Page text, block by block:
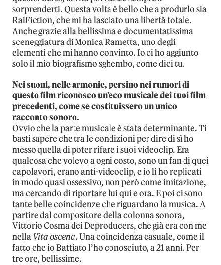
sorprenderti. Questa volta è bello che a produrlo sia
RaiFiction, che mi ha lasciato una libertà totale.
Anche grazie alla bellissima e documentatissima
sceneggiatura di Monica Rametta, uno degli
elementi che mi hanno convinto. Io ci ho aggiunto
solo il mio biografismo sghembo, come dici tu.
Nei suoni, nelle armonie, persino nei rumori di
questo film riconosco un’eco musicale dei tuoi film
precedenti, come se costituissero un unico
racconto sonoro.
Ovvio che la parte musicale è stata determinante. Ti
basti sapere che tra le condizioni per dire di sì ho
messo quella di poter rifare i suoi videoclip. Era
qualcosa che volevo a ogni costo, sono un fan di quei
capolavori, erano anti-videoclip, e io li ho replicati
in modo quasi ossessivo, non però come imitazione,
ma cercando di riportare lui qui e ora. E poi ci sono
tante belle coincidenze che riguardano la musica. A
partire dal compositore della colonna sonora,
Vittorio Cosma dei Deproducers, che già era con me
nella Vita oscena. Una coincidenza casuale, come il
fatto che io Battiato l’ho conosciuto, a 21 anni. Per
tre ore, bellissime.